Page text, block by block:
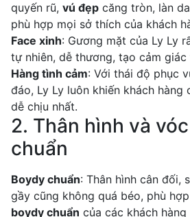
quyến rũ, vú đẹp căng tròn, làn da
phù hợp mọi sở thích của khách
Face xinh: Gương mặt của Ly Ly
tự nhiên, dễ thương, tạo cảm giác
Hàng tình cảm: Với thái độ phục
đáo, Ly Ly luôn khiến khách hàng
dễ chịu nhất.
2. Thân hình và
chuẩn
Boydy chuẩn: Thân hình cân đối,
gầy cũng không quá béo, phù
boydy chuẩn của các khách hàng